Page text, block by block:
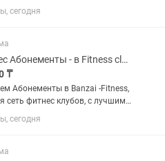
инструкторами и самыми
ценами в городе.
по Телефону,...
сегодня
Фитнес Абонементы - в Fitness club Banzai (в Domillion). Продаем срочно!
₸
Абонементы в Banzai -Fitness,
сеть фитнес клубов, с лучшими
инструкторами и самыми
ценами в городе.
по телефону,...
сегодня